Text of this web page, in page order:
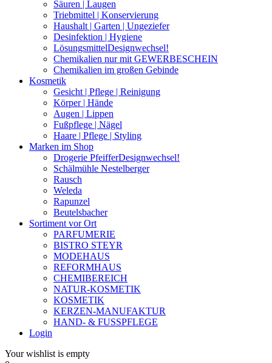
Säuren | Laugen
Triebmittel | Konservierung
Haushalt | Garten | Ungeziefer
Desinfektion | Hygiene
LösungsmittelDesignwechsel!
Chemikalien nur mit GEWERBESCHEIN
Chemikalien im großen Gebinde
Kosmetik
Gesicht | Pflege | Reinigung
Körper | Hände
Augen | Lippen
Fußpflege | Nägel
Haare | Pflege | Styling
Marken im Shop
Drogerie PfeifferDesignwechsel!
Schälmühle Nestelberger
Rausch
Weleda
Rapunzel
Beutelsbacher
Sortiment vor Ort
PARFUMERIE
BISTRO STEYR
MODEHAUS
REFORMHAUS
CHEMIBEREICH
NATUR-KOSMETIK
KOSMETIK
KERZEN-MANUFAKTUR
HAND- & FUSSPFLEGE
Login
Your wishlist is empty